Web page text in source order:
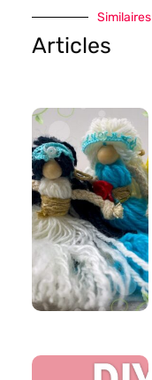
Similaires
Articles